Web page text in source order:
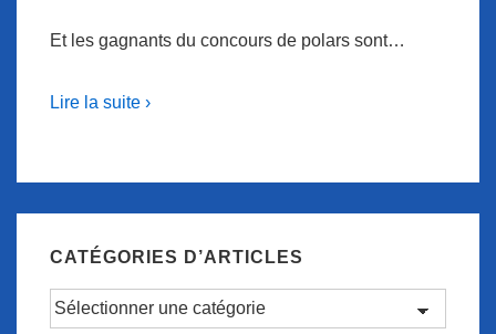
Et les gagnants du concours de polars sont…
Lire la suite ›
CATÉGORIES D’ARTICLES
Catégories
d’articles